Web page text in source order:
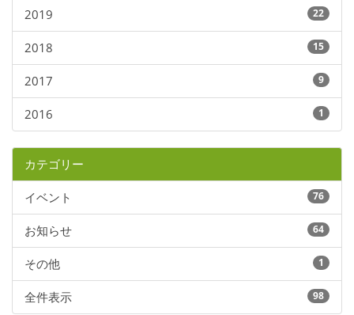
2019 22
2018 15
2017 9
2016 1
カテゴリー
イベント 76
お知らせ 64
その他 1
全件表示 98